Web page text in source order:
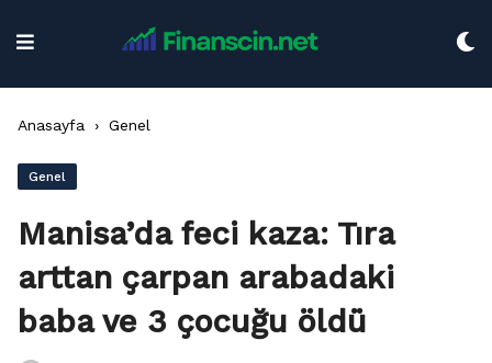
Anasayfa › Genel
Genel
Manisa’da feci kaza: Tıra
arttan çarpan arabadaki
baba ve 3 çocuğu öldü